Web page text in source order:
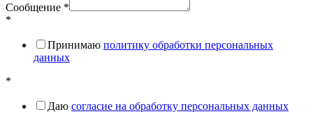
Сообщение *
*
Принимаю политику обработки персональных
данных
*
Даю согласие на обработку персональных данных